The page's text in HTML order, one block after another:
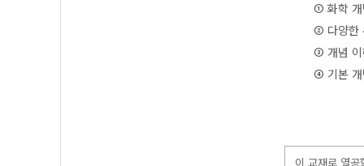
① 화학 개
② 다양한
③ 개념 이
④ 기본 개
이 교재로 열